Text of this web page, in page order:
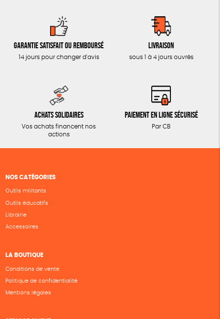
ACCESSOIRES
Garantie satisfait ou remboursé
14 jours pour changer d'avis
Livraison
sous 1 à 4 jours ouvrés
Achats solidaires
Vos achats financent nos
actions
Paiement en ligne sécurisé
Par CB
NOS CATÉGORIES
Outils militants
Outils éducatifs
Librairie
Accessoires
LA BOUTIQUE
Conditions de vente
Politique de confidentialité
Mentions légales